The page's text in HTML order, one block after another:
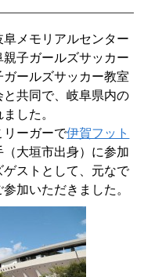
メモリアルセンター
子ガールズサッカー
ールズサッカー教室
共同で、岐阜県内の
した。
リーガーで伊賀フット
大垣市出身）に参加
ストとして、元なで
加いただきました。